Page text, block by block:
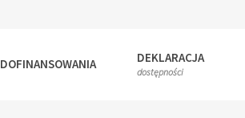
DOFINANSOWANIA DEKLARACJA
dostępności